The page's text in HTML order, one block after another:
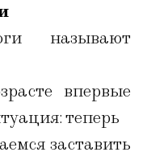
называют
впервые
теперь
заставить